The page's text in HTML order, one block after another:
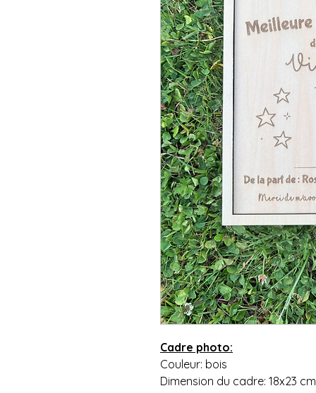
Cadre photo:
Couleur: bois
Dimension du cadre: 18x23 cm